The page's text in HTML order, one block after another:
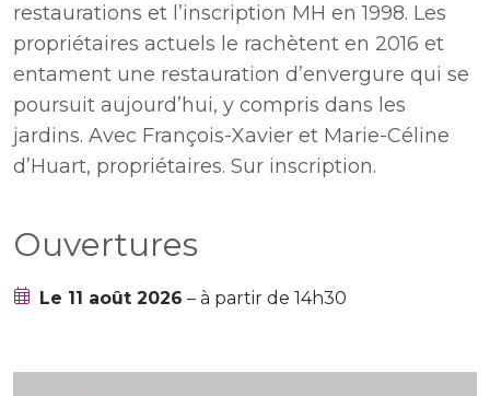
restaurations et l’inscription MH en 1998. Les
propriétaires actuels le rachètent en 2016 et
entament une restauration d’envergure qui se
poursuit aujourd’hui, y compris dans les
jardins. Avec François-Xavier et Marie-Céline
d’Huart, propriétaires. Sur inscription.
Ouvertures
Le 11 août 2026 – à partir de 14h30